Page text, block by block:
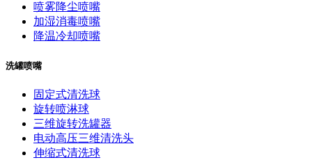
喷雾降尘喷嘴
加湿消毒喷嘴
降温冷却喷嘴
洗罐喷嘴
固定式清洗球
旋转喷淋球
三维旋转洗罐器
电动高压三维清洗头
伸缩式清洗球